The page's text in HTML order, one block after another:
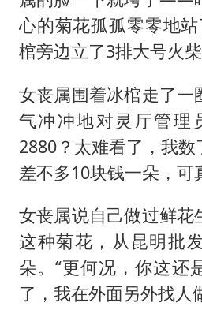
心的菊花孤孤零零地
棺旁边立了3排大号火柴
女丧属围着冰棺走了一
气冲冲地对灵厅管理
2880？太难看了，我
差不多10块钱一朵，可
女丧属说自己做过鲜花
这种菊花，从昆明批
朵。“更何况，你这还
了，我在外面另外找人